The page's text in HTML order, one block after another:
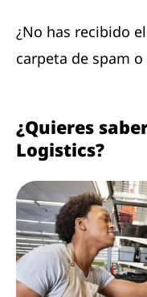
¿No has recibido
carpeta de spam
¿Quieres
Logistics?